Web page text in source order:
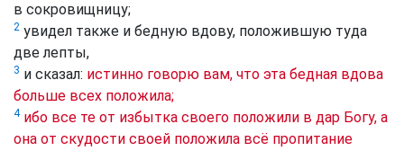
в сокровищницу;
2 увидел также и бедную вдову, положившую туда
две лепты,
3 и сказал: истинно говорю вам, что эта бедная вдова
больше всех положила;
4 ибо все те от избытка своего положили в дар Богу, а
она от скудости своей положила всё пропитание